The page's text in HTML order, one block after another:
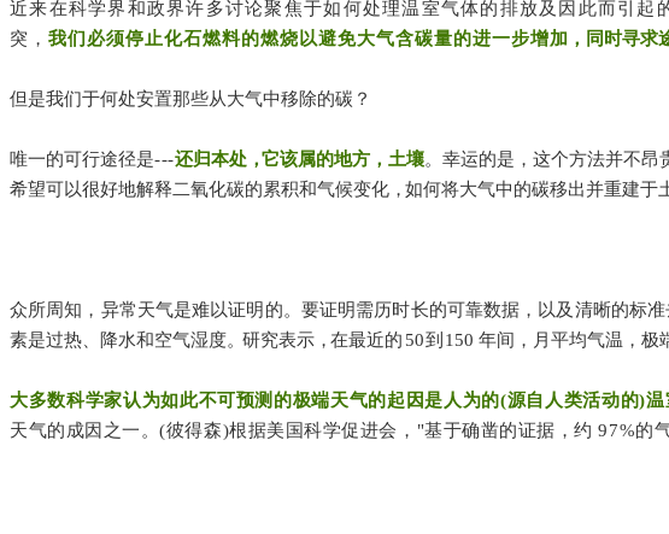
近来在科学界和政界许多讨论聚焦于如何处理温室气体的排放及因此而引起
突， 我们必须停止化石燃料的燃烧以避免大气含碳量的进一步增加，同时寻求
但是我们于何处安置那些从大气中移除的碳？
唯一的可行途径是---还归本处，它该属的地方，土壤。幸运的是，这个方法并不昂
希望可以很好地解释二氧化碳的累积和气候变化 ， 如何将大气中的碳移出并重建于
众所周知，异常天气是难以证明的。要证明需历时长的可靠数据，以及清晰的标
素是过热、降水和空气湿度。 研究表示 ， 在最近的 50到 150 年间，月平均气温，极
大多数科学家认为如此不可预测的极端天气的起因是人为的(源自人类活动的)
天气的成因之一。(彼得森)根据美国科学促进会，"基于确凿的证据，约 97%